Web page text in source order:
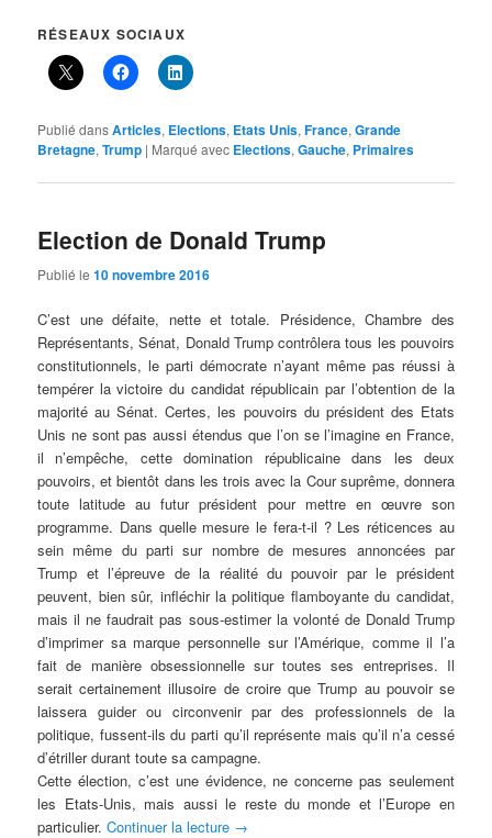
RÉSEAUX SOCIAUX
Publié dansArticles, Elections, Etats Unis,France,Grande
Bretagne,Trump | Marqué avec Elections,Gauche, Primaires
Election de Donald Trump
Publié le10 novembre 2016
C’est une défaite, nette et totale. Présidence, Chambre des
Représentants, Sénat, Donald Trump contrôlera tous les pouvoirs
constitutionnels, le parti démocrate n’ayant même pas réussi à
tempérer la victoire du candidat républicain par l’obtention de la
majorité au Sénat. Certes, les pouvoirs du président des Etats
Unis ne sont pas aussi étendus que l’on se l’imagine en France,
il n’empêche, cette domination républicaine dans les deux
pouvoirs, et bientôt dans les trois avec la Cour suprême, donnera
toute latitude au futur président pour mettre en œuvre son
programme. Dans quelle mesure le fera-t-il ? Les réticences au
sein même du parti sur nombre de mesures annoncées par
Trump et l’épreuve de la réalité du pouvoir par le président
peuvent, bien sûr, infléchir la politique flamboyante du candidat,
mais il ne faudrait pas sous-estimer la volonté de Donald Trump
d’imprimer sa marque personnelle sur l’Amérique, comme il l’a
fait de manière obsessionnelle sur toutes ses entreprises. Il
serait certainement illusoire de croire que Trump au pouvoir se
laissera guider ou circonvenir par des professionnels de la
politique, fussent-ils du parti qu’il représente mais qu’il n’a cessé
d’étriller durant toute sa campagne.
Cette élection, c’est une évidence, ne concerne pas seulement
les Etats-Unis, mais aussi le reste du monde et l’Europe en
particulier.Continuer la lecture →